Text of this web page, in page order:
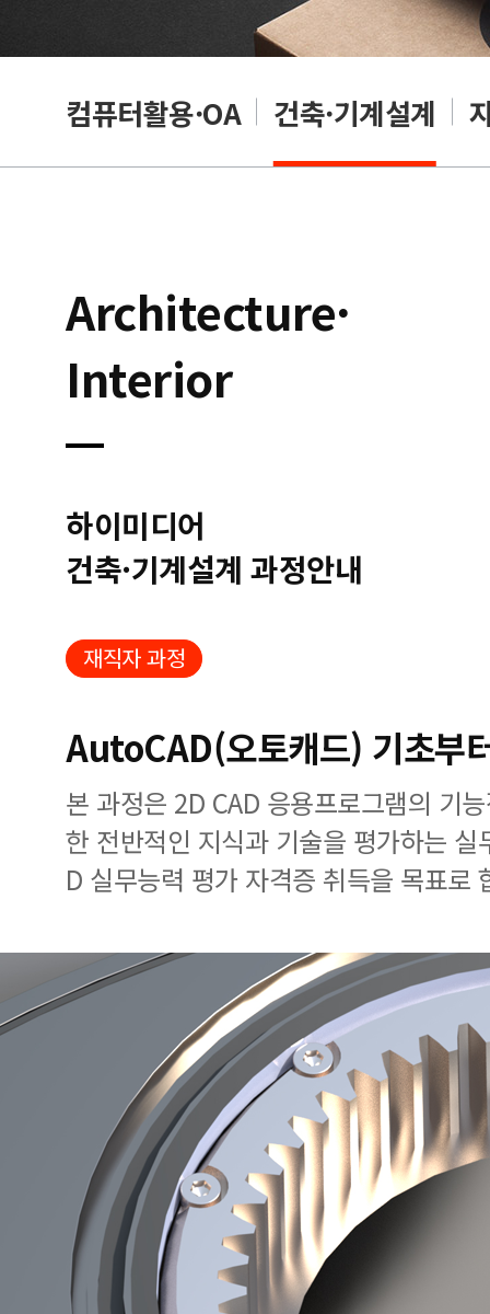
컴퓨터활용·OA 건축·기계설계
Architecture·
Interior
하이미디어
건축·기계설계 과정안내
재직자 과정
AutoCAD(오토캐드) 기초부
본 과정은 2D CAD 응용프로그램의 기
한 전반적인 지식과 기술을 평가하는 실
D 실무능력 평가 자격증 취득을 목표로